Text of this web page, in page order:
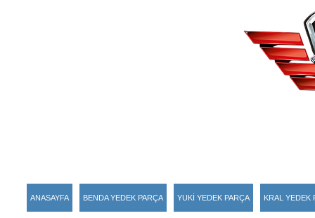
ANASAYFA BENDA YEDEK PARÇA YUKİ YEDEK PARÇA KRAL YEDEK